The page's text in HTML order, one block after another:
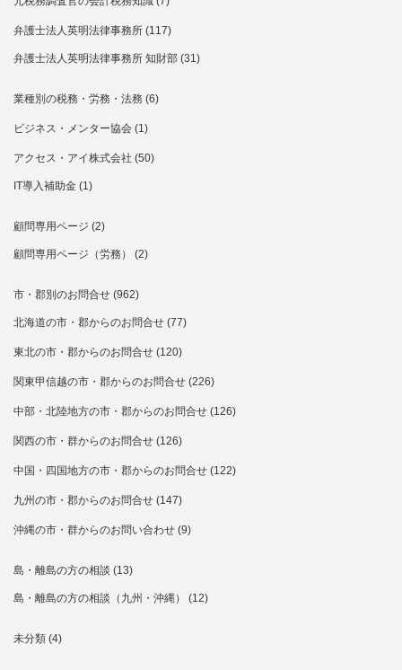
弁護士法人英明法律事務所 (117)
弁護士法人英明法律事務所 知財部 (31)
業種別の税務・労務・法務 (6)
ビジネス・メンター協会 (1)
アクセス・アイ株式会社 (50)
IT導入補助金 (1)
顧問専用ページ (2)
顧問専用ページ（労務） (2)
市・郡別のお問合せ (962)
北海道の市・郡からのお問合せ (77)
東北の市・郡からのお問合せ (120)
関東甲信越の市・郡からのお問合せ (226)
中部・北陸地方の市・郡からのお問合せ (126)
関西の市・群からのお問合せ (126)
中国・四国地方の市・郡からのお問合せ (122)
九州の市・郡からのお問合せ (147)
沖縄の市・群からのお問い合わせ (9)
島・離島の方の相談 (13)
島・離島の方の相談（九州・沖縄） (12)
未分類 (4)